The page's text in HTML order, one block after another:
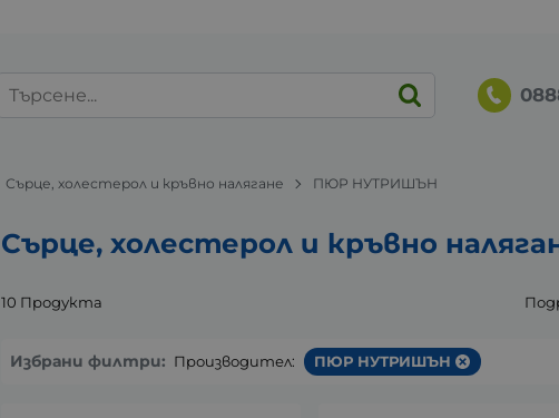
Сърце, холестерол и кръвно налягане ПЮР НУТРИШЪН
Сърце, холестерол и кръвно
10 Продукта
Избрани филтри: Производител: ПЮР НУТРИШЪН